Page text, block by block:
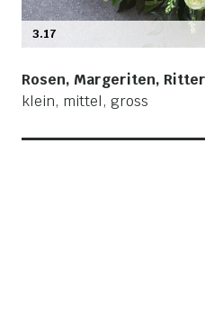
3.17
Rosen, Margeriten,
klein, mittel, gross